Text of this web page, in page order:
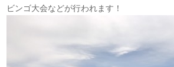
ビンゴ大会などが行われます！